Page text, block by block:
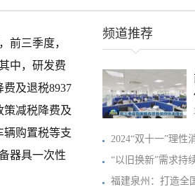
前三季度，
中，研发费
及退税8937
策减税降费及
辆购置税等支
器具一次性
频道推荐
2024“双十一”理性
“以旧换新”需求持
福建泉州：打造全